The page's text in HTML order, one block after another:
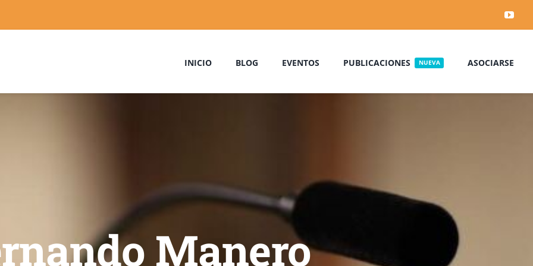
INICIO BLOG EVENTOS PUBLICACIONES NUEVA ASOCIARSE
Manero